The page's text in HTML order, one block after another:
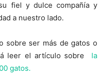
fiel y dulce compañía y
a nuestro lado.
sobre ser más de gatos o
leer el artículo sobre
la
gatos.